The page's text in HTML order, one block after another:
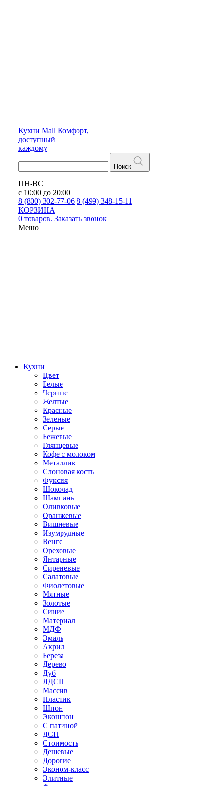
Кухни Mall Комфорт,
доступный
каждому
Поиск
ПН-ВС
с 10:00 до 20:00
8 (800) 302-77-06 8 (499) 348-15-11
КОРЗИНА
0 товаров. Заказать звонок
Меню
Кухни
Цвет
Белые
Черные
Желтые
Красные
Зеленые
Серые
Бежевые
Глянцевые
Кофе с молоком
Металлик
Слоновая кость
Фуксия
Шоколад
Шампань
Оливковые
Оранжевые
Вишневые
Изумрудные
Венге
Ореховые
Янтарные
Сиреневые
Салатовые
Фиолетовые
Мятные
Золотые
Синие
Материал
МДФ
Эмаль
Акрил
Береза
Дерево
Дуб
ЛДСП
Массив
Пластик
Шпон
Экошпон
С патиной
ДСП
Стоимость
Дешевые
Дорогие
Эконом-класс
Элитные